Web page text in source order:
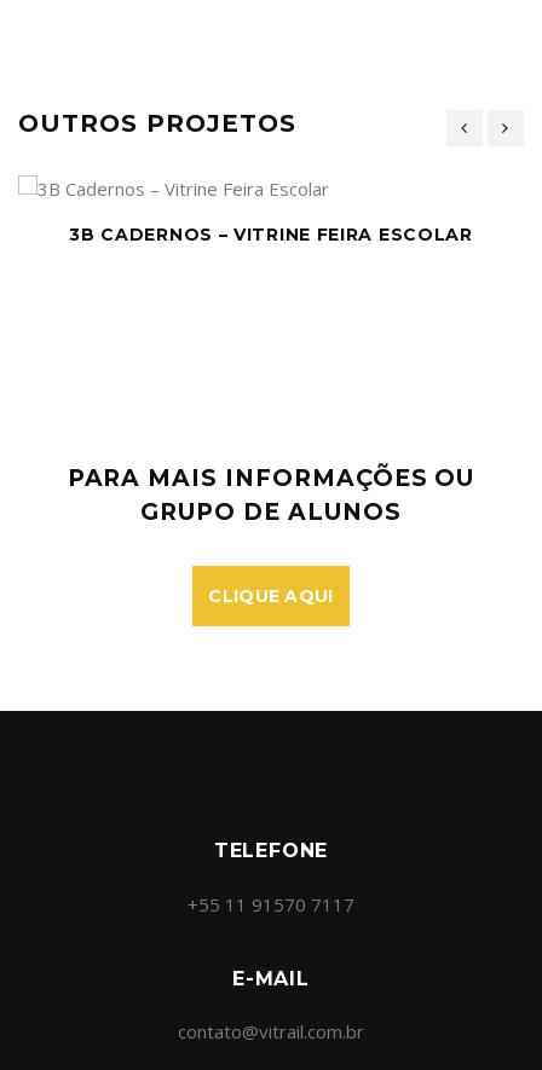
OUTROS PROJETOS
3B CADERNOS – VITRINE FEIRA ESCOLAR
PARA MAIS INFORMAÇÕES OU
GRUPO DE ALUNOS
CLIQUE AQUI
TELEFONE
+55 11 91570 7117
E-MAIL
contato@vitrail.com.br